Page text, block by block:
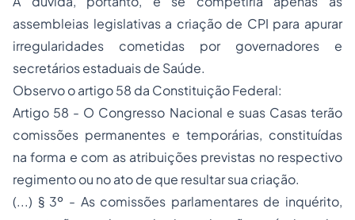
assembleias legislativas a criação de CPI para apurar
irregularidades cometidas por governadores e
secretários estaduais de Saúde.
Observo o artigo 58 da Constituição Federal:
Artigo 58 - O Congresso Nacional e suas Casas terão
comissões permanentes e temporárias, constituídas
na forma e com as atribuições previstas no respectivo
regimento ou no ato de que resultar sua criação.
(...) § 3º - As comissões parlamentares de inquérito,